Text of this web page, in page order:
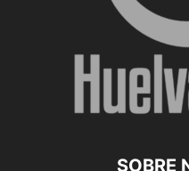
SOBRE